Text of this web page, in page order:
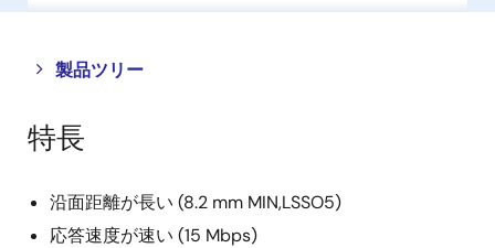
製品ツリー
Close
tree
menu
Open
tree
menu
特長
沿面距離が長い (8.2 mm MIN,LSSO5)
応答速度が速い (15 Mbps)